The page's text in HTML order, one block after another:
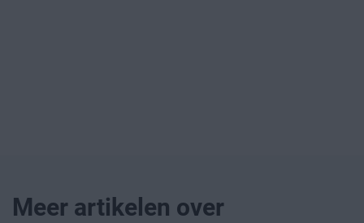
Meer artikelen over